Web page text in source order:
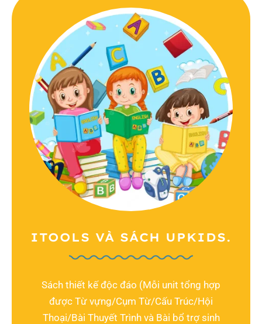
ITOOLS VÀ SÁCH UPKIDS.
Sách thiết kế độc đáo (Mỗi unit tổng hợp
được Từ vựng/Cụm Từ/Cấu Trúc/Hội
Thoại/Bài Thuyết Trình và Bài bổ trợ sinh